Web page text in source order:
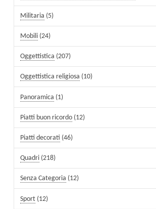
Militaria (5)
Mobili (24)
Oggettistica (207)
Oggettistica religiosa (10)
Panoramica (1)
Piatti buon ricordo (12)
Piatti decorati (46)
Quadri (218)
Senza Categoria (12)
Sport (12)